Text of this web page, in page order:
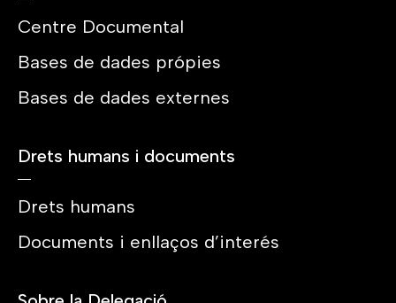
Centre Documental
Bases de dades própies
Bases de dades externes
Drets humans i documents
Drets humans
Documents i enllaços d’interés